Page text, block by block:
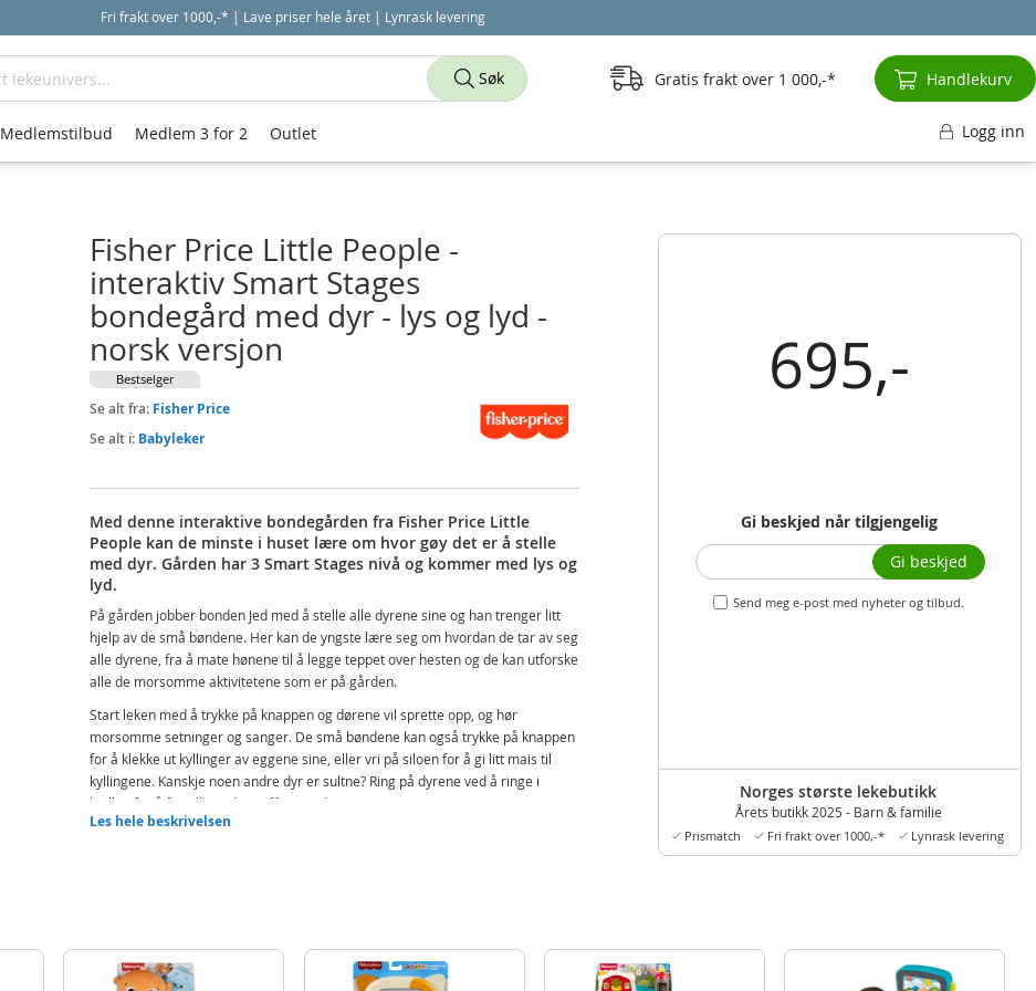
Fri frakt over 1000,-* | Lave priser hele året | Lynrask levering
695,-
Gi beskjed når tilgjengelig
Send meg e-post med nyheter og tilbud.
Gi beskjed
Norges største lekebutikk
Årets butikk 2025 - Barn & familie
Prismatch Fri frakt over 1000,-* Lynrask levering
Fisher Price Little People -
interaktiv Smart Stages
bondegård med dyr - lys og lyd -
norsk versjon
Bestselger
Se alt fra: Fisher Price
Se alt i: Babyleker
Med denne interaktive bondegården fra Fisher Price Little
People kan de minste i huset lære om hvor gøy det er å stelle
med dyr. Gården har 3 Smart Stages nivå og kommer med lys og
lyd.
På gården jobber bonden Jed med å stelle alle dyrene sine og han trenger litt
hjelp av de små bøndene. Her kan de yngste lære seg om hvordan de tar av seg
alle dyrene, fra å mate hønene til å legge teppet over hesten og de kan utforske
alle de morsomme aktivitetene som er på gården.
Start leken med å trykke på knappen og dørene vil sprette opp, og hør
morsomme setninger og sanger. De små bøndene kan også trykke på knappen
for å klekke ut kyllinger av eggene sine, eller vri på siloen for å gi litt mais til
kyllingene. Kanskje noen andre dyr er sultne? Ring på dyrene ved å ringe i
bjellen for å fortelle at det er fôringstid.
Nivå 1Utforske: Morsomme sanger og setninger introduserer små bønder
for telling, dyrelyder og setninger mens de leker
Les hele beskrivelsen
Søk Gratis frakt over 1 000,- Handlekurv
Medlemstilbud Medlem 3 for 2 Outlet Logg inn